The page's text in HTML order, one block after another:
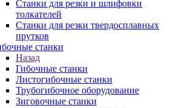
Станки для резки и шлифовки
толкателей
Станки для резки твердосплавных
прутков
станки
Назад
Гибочные станки
Листогибочные станки
Трубогибочное оборудование
Зиговочные станки